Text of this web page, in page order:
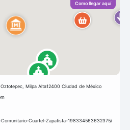
Como llegar aquí
Milpa Alta12400 Ciudad de México
Cuartel-Zapatista-198334563632375/